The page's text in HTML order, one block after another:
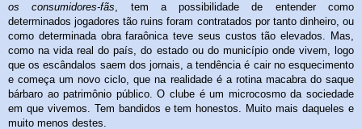
os consumidores-fãs, tem a possibilidade de entender como
determinados jogadores tão ruins foram contratados por tanto dinheiro, ou
como determinada obra faraônica teve seus custos tão elevados. Mas,
como na vida real do país, do estado ou do município onde vivem, logo
que os escândalos saem dos jornais, a tendência é cair no esquecimento
e começa um novo ciclo, que na realidade é a rotina macabra do saque
bárbaro ao patrimônio público. O clube é um microcosmo da sociedade
em que vivemos. Tem bandidos e tem honestos. Muito mais daqueles e
muito menos destes.